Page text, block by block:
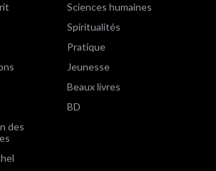
des
Sciences humaines
Spiritualités
Pratique
Jeunesse
Beaux livres
BD